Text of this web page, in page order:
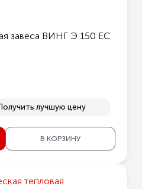
завеса ВИНГ Э 150 ЕС
лучшую цену
В КОРЗИНУ